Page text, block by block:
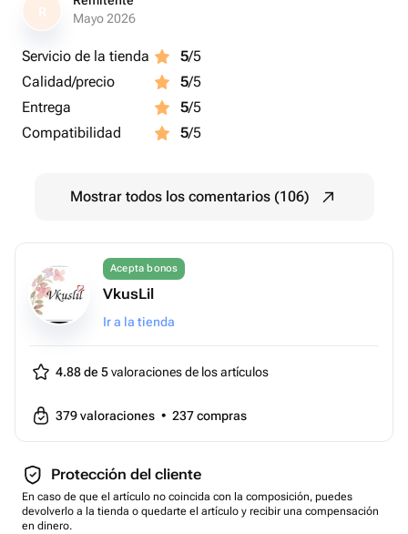
R
Mayo 2026
Servicio de la tienda 5/5
Calidad/precio
5/5
Entrega
5/5
Compatibilidad
5/5
Mostrar todos los comentarios (106)
Acepta bonos
VkusLil
Ir a la tienda
4.88 de 5valoraciones de los artículos
379valoraciones • 237compras
Protección del cliente
En caso de que el artículo no coincida con la composición, puedes
devolverlo a la tienda o quedarte el artículo y recibir una compensación
en dinero.